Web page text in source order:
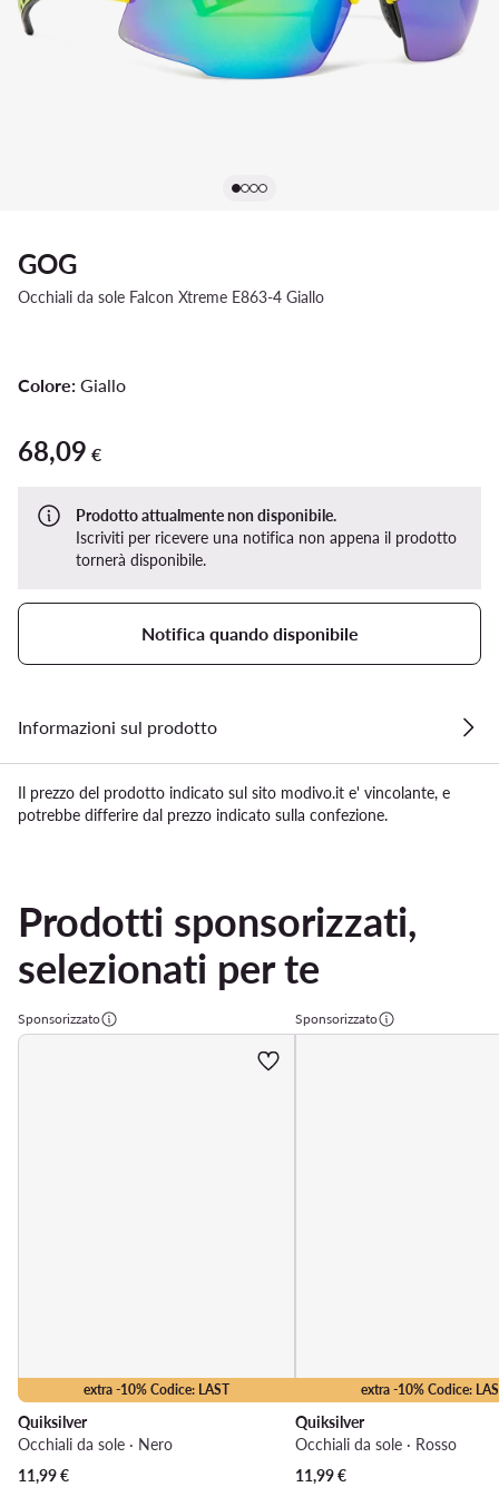
GOG
Occhiali da sole Falcon Xtreme E863-4 Giallo
Colore: Giallo
68,09 €
68,09 €
Prodotto attualmente non disponibile.
Iscriviti per ricevere una notifica non appena il prodotto
tornerà disponibile.
Notifica quando disponibile
Informazioni sul prodotto
Il prezzo del prodotto indicato sul sito modivo.it e' vincolante, e
potrebbe differire dal prezzo indicato sulla confezione.
Prodotti sponsorizzati,
selezionati per te
Sponsorizzato
extra -10% Codice: LAST
Quiksilver
Occhiali da sole · Nero
11,99€
Sponsorizzato
extra -10% Codice:
Quiksilver
Occhiali da sole · Rosso
11,99€